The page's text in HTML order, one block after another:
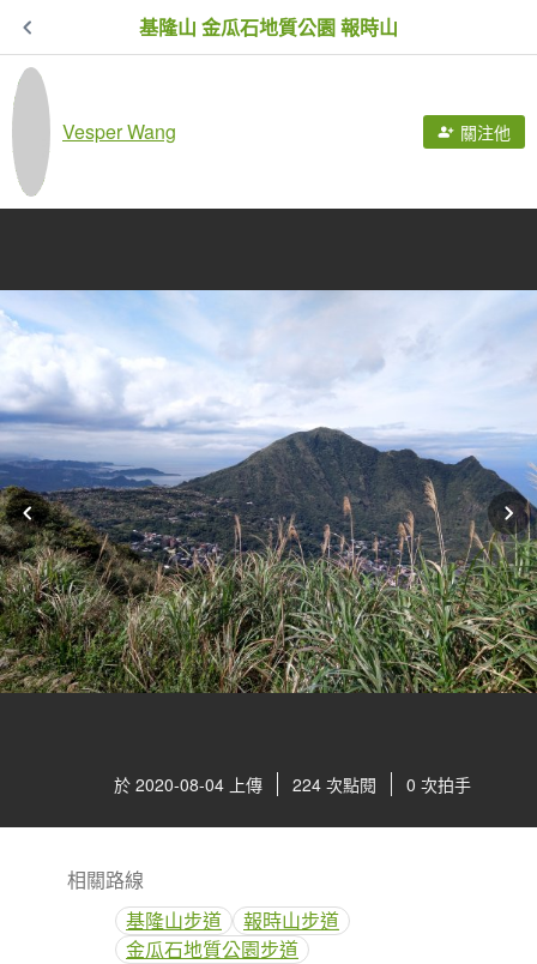
基隆山 金瓜石地質公園 報時山
Vesper Wang 關注他
於 2020-08-04 上傳 224 次點閱 0 次拍手
相關路線
基隆山步道
報時山步道
金瓜石地質公園步道